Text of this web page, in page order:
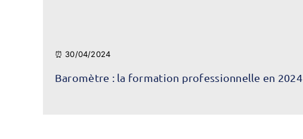
⏰ 30/04/2024
Baromètre : la formation professionnelle en 2024